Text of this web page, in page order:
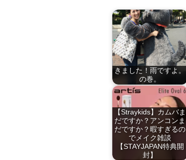
きました！雨ですよ。
の巻。
【Straykids】カムバま
だですか？アンコンま
だですか？暇すぎるの
でメイク雑談
【STAYJAPAN特典開
封】